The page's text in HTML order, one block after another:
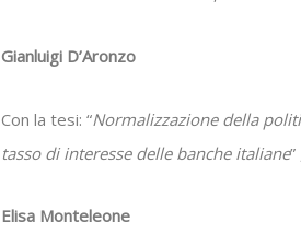
Gianluigi D’Aronzo
Con la tesi: “Normalizzazione della
tasso di interesse delle banche italiane
Elisa Monteleone